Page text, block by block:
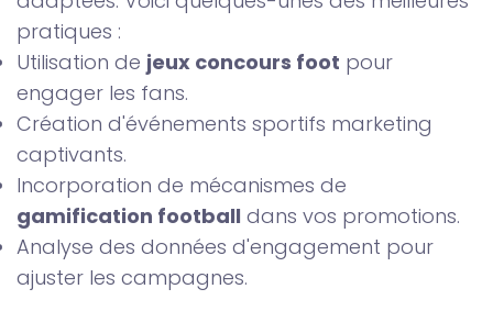
pratiques :
Utilisation de jeux concours foot pour
engager les fans.
Création d'événements sportifs marketing
captivants.
Incorporation de mécanismes de
gamification football dans vos promotions.
Analyse des données d'engagement pour
ajuster les campagnes.